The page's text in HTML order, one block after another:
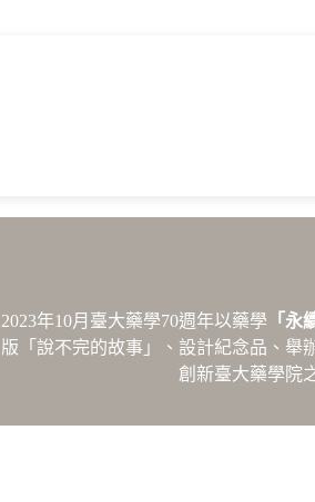
2023年10月臺大藥學70週年以藥學 「永
版「說不完的故事」、設計紀念品、舉
創新臺大藥學院